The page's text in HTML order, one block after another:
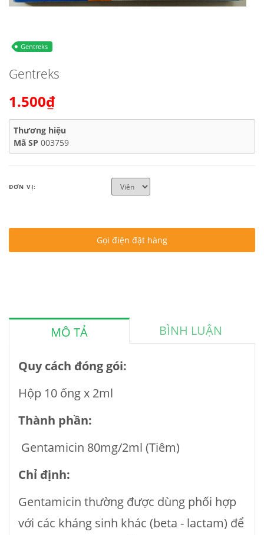
Gentreks
Gentreks
1.500₫
Thương hiệu
Mã SP 003759
ĐƠN VỊ:
Gọi điện đặt hàng
MÔ TẢ BÌNH LUẬN
Quy cách đóng gói:
Hộp 10 ống x 2ml
Thành phần:
Gentamicin 80mg/2ml (Tiêm)
Chỉ định:
Gentamicin thường được dùng phối hợp
với các kháng sinh khác (beta - lactam) để